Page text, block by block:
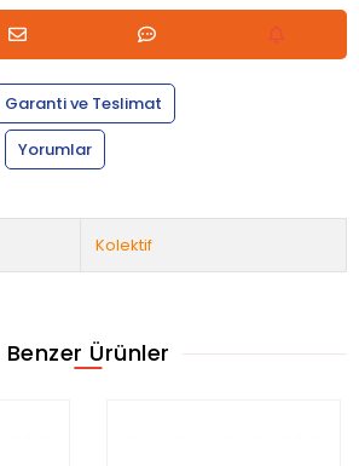
Garanti ve Teslimat
Yorumlar
Kolektif
Benzer Ürünler